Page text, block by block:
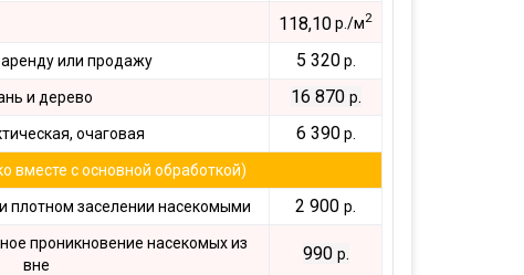
118,10р./м2
или продажу 5 320р.
и дерево 16 870 р.
очаговая 6 390р.
вместе с основной обработкой)
плотном заселении насекомыми 2 900 р.
проникновение насекомых из
вне
990 р.